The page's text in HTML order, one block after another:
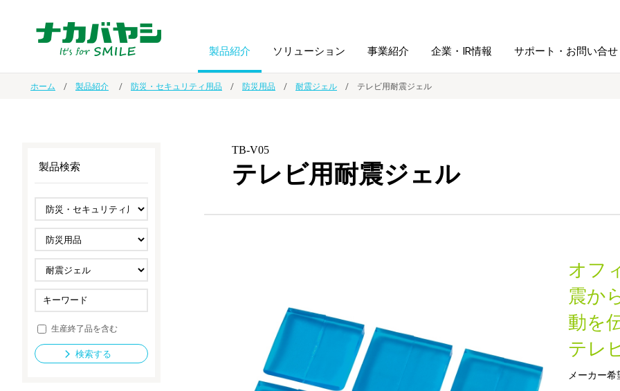
製品紹介
ノート・紙製品
ファイル・
ホルダー用品
スマートフォン・
タブレット関連
セキュリティ用品
法人向け製品 新製品一覧
ソリューション
オーダー手帳・ノベルティ制作 学校ソリューション
ドキュメントスキャニングサービス
導入事例
事業紹介 企業・IR情報
IR情報 沿革
サステナビリティ
サポート・お問い合せ
ホーム 製品紹介 防災・セキュリティ用品 防災用品 耐震ジェル テレビ用耐震ジェル
TB-V05
テレビ用耐震ジェル
オフ
震か
動を
テレ
メーカー
製品検索
生産終了品を含む
検索する